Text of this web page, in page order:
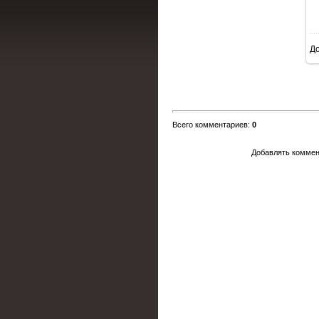
Всего комментариев: 0
Добавлять